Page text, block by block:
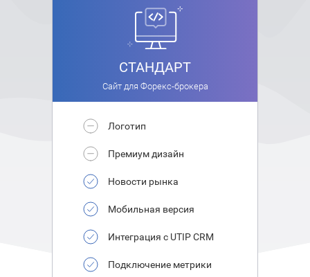
СТАНДАРТ
Сайт для Форекс-брокера
Логотип
Премиум дизайн
Новости рынка
Мобильная версия
Интеграция с UTIP CRM
Подключение метрики